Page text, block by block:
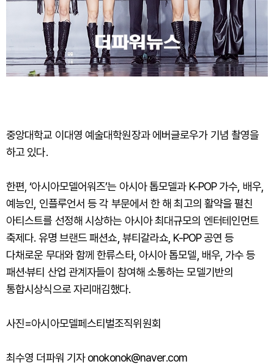
중앙대학교 이대영 예술대학원장과 에버글로우가 기념 촬영을
하고 있다.
한편, ‘아시아모델어워즈’는 아시아 톱모델과 K-POP 가수, 배우,
예능인, 인플루언서 등 각 부문에서 한 해 최고의 활약을 펼친
아티스트를 선정해 시상하는 아시아 최대규모의 엔터테인먼트
축제다. 유명 브랜드 패션쇼, 뷰티갈라쇼, K-POP 공연 등
다채로운 무대와 함께 한류스타, 아시아 톱모델, 배우, 가수 등
패션·뷰티 산업 관계자들이 참여해 소통하는 모델기반의
통합시상식으로 자리매김했다.
사진=아시아모델페스티벌조직위원회
최수영 더파워 기자 onokonok@naver.com